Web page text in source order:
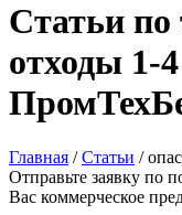
Статьи по
отходы 1-
Главная /Статьи /
Отправьте заявку по
Вас коммерческое